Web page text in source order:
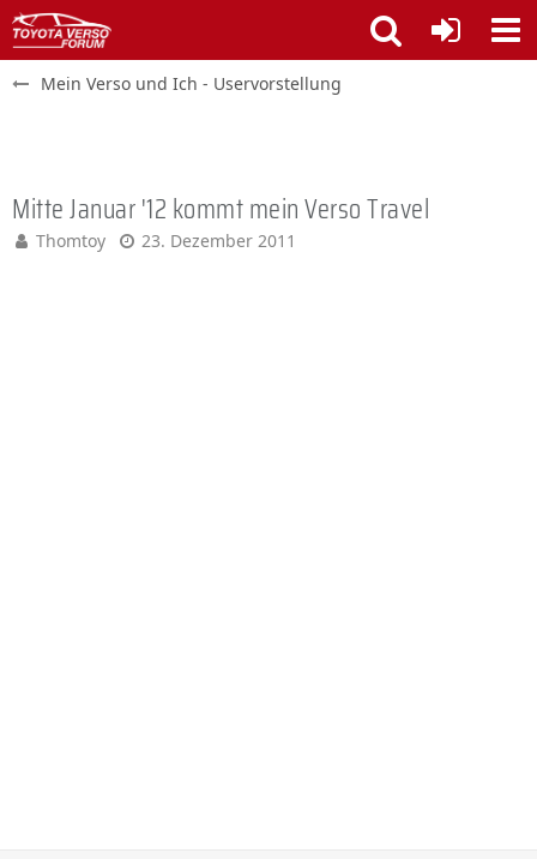
Mein Verso und Ich - Uservorstellung
Mitte Januar '12 kommt mein Verso Travel
Thomtoy 23. Dezember 2011